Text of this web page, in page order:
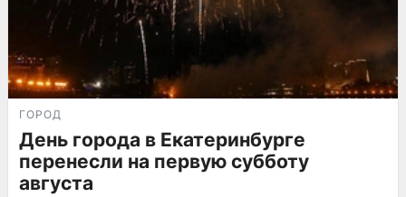
ГОРОД
День города в Екатеринбурге
перенесли на первую субботу
августа